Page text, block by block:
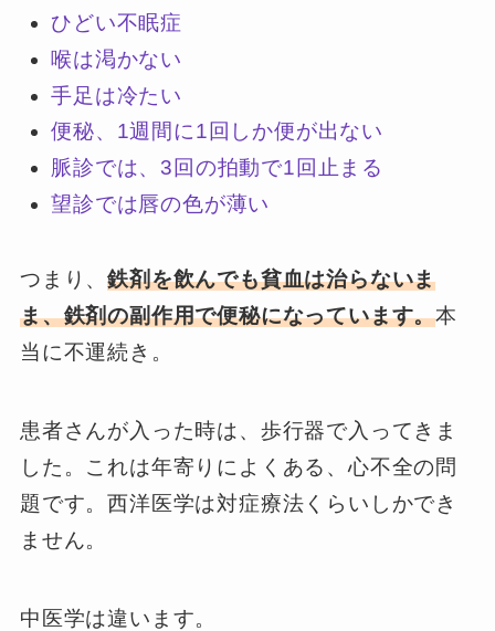
ひどい不眠症
喉は渇かない
手足は冷たい
便秘、1週間に1回しか便が出ない
脈診では、3回の拍動で1回止まる
望診では唇の色が薄い
つまり、鉄剤を飲んでも貧血は治らないま
ま、鉄剤の副作用で便秘になっています。本
当に不運続き。
患者さんが入った時は、歩行器で入ってきま
した。これは年寄りによくある、心不全の問
題です。西洋医学は対症療法くらいしかでき
ません。
中医学は違います。